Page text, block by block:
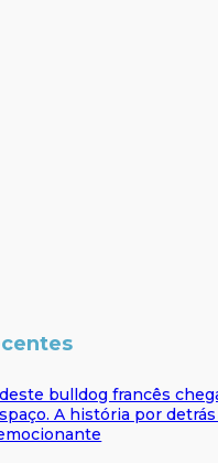
bulldog francês
A história por detrás